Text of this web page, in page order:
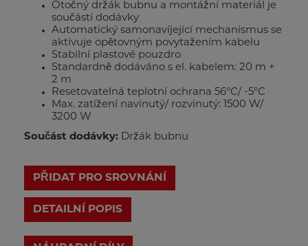
Otočný držák bubnu a montážní materiál je
součástí dodávky
Automatický samonavíjející mechanismus se
aktivuje opětovným povytažením kabelu
Stabilní plastové pouzdro
Standardně dodáváno s el. kabelem: 20 m +
2 m
Resetovatelná teplotní ochrana 56°C/ -5°C
Max. zatížení navinutý/ rozvinutý: 1500 W/
3200 W
Součást dodávky: Držák bubnu
PŘIDAT PRO SROVNÁNÍ
DETAILNÍ POPIS